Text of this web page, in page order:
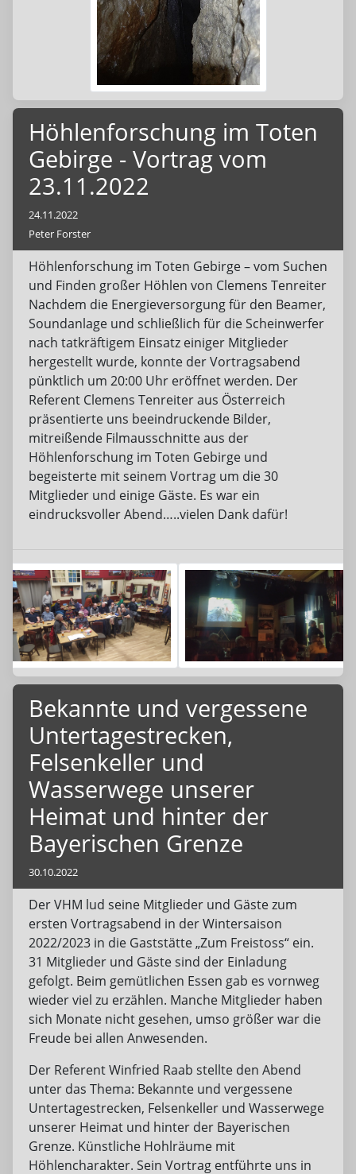
Höhlenforschung im Toten
Gebirge - Vortrag vom
23.11.2022
24.11.2022
Peter Forster
Höhlenforschung im Toten Gebirge – vom Suchen
und Finden großer Höhlen von Clemens Tenreiter
Nachdem die Energieversorgung für den Beamer,
Soundanlage und schließlich für die Scheinwerfer
nach tatkräftigem Einsatz einiger Mitglieder
hergestellt wurde, konnte der Vortragsabend
pünktlich um 20:00 Uhr eröffnet werden. Der
Referent Clemens Tenreiter aus Österreich
präsentierte uns beeindruckende Bilder,
mitreißende Filmausschnitte aus der
Höhlenforschung im Toten Gebirge und
begeisterte mit seinem Vortrag um die 30
Mitglieder und einige Gäste. Es war ein
eindrucksvoller Abend…..vielen Dank dafür!
Bekannte und vergessene
Untertagestrecken,
Felsenkeller und
Wasserwege unserer
Heimat und hinter der
Bayerischen Grenze
30.10.2022
Der VHM lud seine Mitglieder und Gäste zum
ersten Vortragsabend in der Wintersaison
2022/2023 in die Gaststätte „Zum Freistoss“ ein.
31 Mitglieder und Gäste sind der Einladung
gefolgt. Beim gemütlichen Essen gab es vornweg
wieder viel zu erzählen. Manche Mitglieder haben
sich Monate nicht gesehen, umso größer war die
Freude bei allen Anwesenden.
Der Referent Winfried Raab stellte den Abend
unter das Thema: Bekannte und vergessene
Untertagestrecken, Felsenkeller und Wasserwege
unserer Heimat und hinter der Bayerischen
Grenze. Künstliche Hohlräume mit
Höhlencharakter. Sein Vortrag entführte uns in